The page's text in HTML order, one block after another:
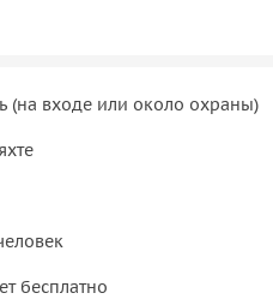
(на входе или около охраны)
бесплатно